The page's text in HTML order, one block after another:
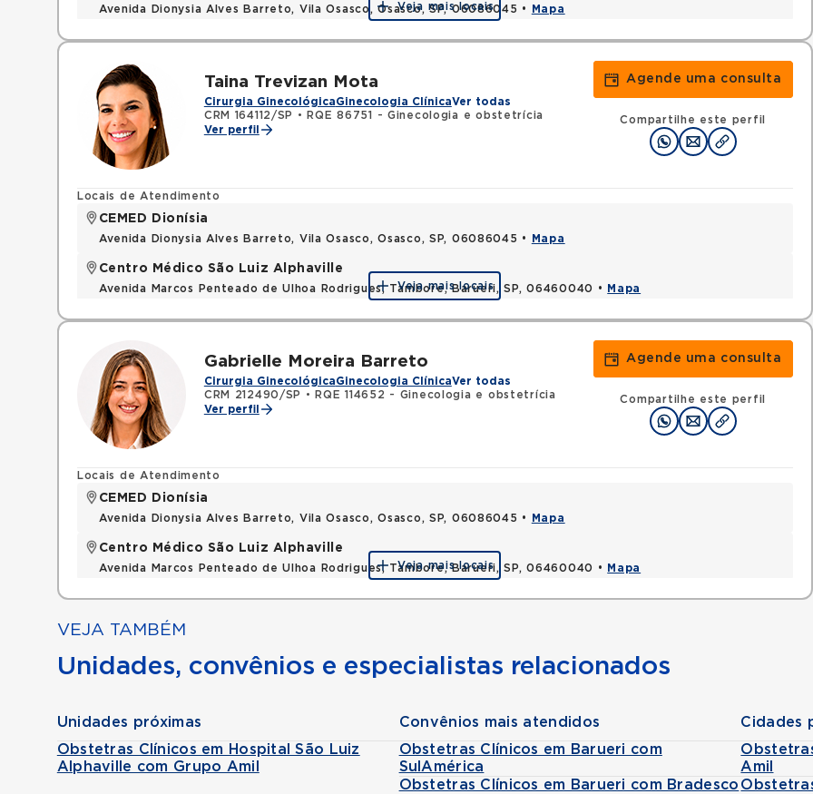
Avenida Dionysia Alves Barreto, Vila Osasco, Osasco, SP, 06086045 • Mapa
Veja mais locais
Taina Trevizan Mota
Cirurgia GinecológicaGinecologia ClínicaVer todas
CRM 164112/SP
•
RQE 86751 - Ginecologia e obstetrícia
Ver perfil
Agende uma consulta
Compartilhe este perfil
Locais de Atendimento
CEMED Dionísia
Avenida Dionysia Alves Barreto, Vila Osasco, Osasco, SP, 06086045 • Mapa
Centro Médico São Luiz Alphaville
Avenida Marcos Penteado de Ulhoa Rodrigues, Tambore, Barueri, SP, 06460040 • Mapa
Veja mais locais
Gabrielle Moreira Barreto
Cirurgia GinecológicaGinecologia ClínicaVer todas
CRM 212490/SP
•
RQE 114652 - Ginecologia e obstetrícia
Ver perfil
Agende uma consulta
Compartilhe este perfil
Locais de Atendimento
CEMED Dionísia
Avenida Dionysia Alves Barreto, Vila Osasco, Osasco, SP, 06086045 • Mapa
Centro Médico São Luiz Alphaville
Avenida Marcos Penteado de Ulhoa Rodrigues, Tambore, Barueri, SP, 06460040 • Mapa
Veja mais locais
VEJA TAMBÉM
Unidades, convênios e especialistas relacionados
Unidades próximas
Obstetras Clínicos em Hospital São Luiz
Alphaville com Grupo Amil
Convênios mais atendidos
Obstetras Clínicos em Barueri com
SulAmérica
Obstetras Clínicos em Barueri com Bradesco
Cidades
Amil